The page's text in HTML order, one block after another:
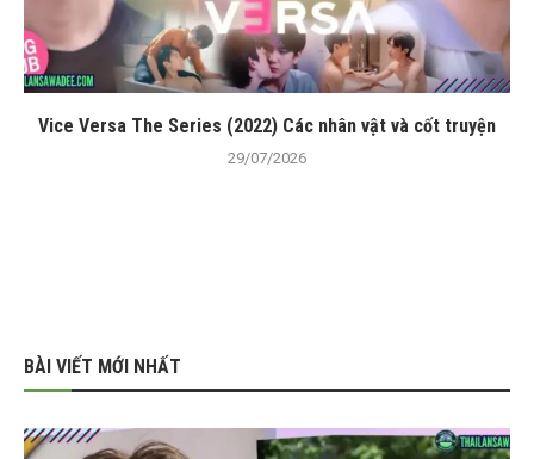
Vice Versa The Series (2022) Các nhân vật và cốt truyện
29/07/2026
BÀI VIẾT MỚI NHẤT